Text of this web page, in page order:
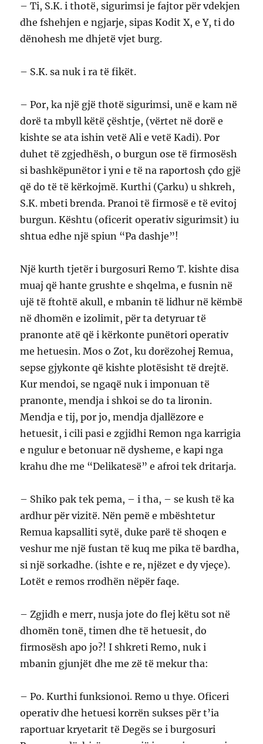
– Ti, S.K. i thotë, sigurimsi je fajtor për vdekjen
dhe fshehjen e ngjarje, sipas Kodit X, e Y, ti do
dënohesh me dhjetë vjet burg.
– S.K. sa nuk i ra të fikët.
– Por, ka një gjë thotë sigurimsi, unë e kam në
dorë ta mbyll këtë çështje, (vërtet në dorë e
kishte se ata ishin vetë Ali e vetë Kadi). Por
duhet të zgjedhësh, o burgun ose të firmosësh
si bashkëpunëtor i yni e të na raportosh çdo gjë
që do të të kërkojmë. Kurthi (Çarku) u shkreh,
S.K. mbeti brenda. Pranoi të firmosë e të evitoj
burgun. Kështu (oficerit operativ sigurimsit) iu
shtua edhe një spiun “Pa dashje”!
Një kurth tjetër i burgosuri Remo T. kishte disa
muaj që hante grushte e shqelma, e fusnin në
ujë të ftohtë akull, e mbanin të lidhur në këmbë
në dhomën e izolimit, për ta detyruar të
pranonte atë që i kërkonte punëtori operativ
me hetuesin. Mos o Zot, ku dorëzohej Remua,
sepse gjykonte që kishte plotësisht të drejtë.
Kur mendoi, se ngaqë nuk i imponuan të
pranonte, mendja i shkoi se do ta lironin.
Mendja e tij, por jo, mendja djallëzore e
hetuesit, i cili pasi e zgjidhi Remon nga karrigia
e ngulur e betonuar në dysheme, e kapi nga
krahu dhe me “Delikatesë” e afroi tek dritarja.
– Shiko pak tek pema, – i tha, – se kush të ka
ardhur për vizitë. Nën pemë e mbështetur
Remua kapsalliti sytë, duke parë të shoqen e
veshur me një fustan të kuq me pika të bardha,
si një sorkadhe. (ishte e re, njëzet e dy vjeçe).
Lotët e remos rrodhën nëpër faqe.
– Zgjidh e merr, nusja jote do flej këtu sot në
dhomën tonë, timen dhe të hetuesit, do
firmosësh apo jo?! I shkreti Remo, nuk i
mbanin gjunjët dhe me zë të mekur tha:
– Po. Kurthi funksionoi. Remo u thye. Oficeri
operativ dhe hetuesi korrën sukses për t’ia
raportuar kryetarit të Degës se i burgosuri